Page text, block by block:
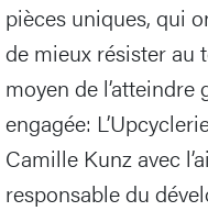
pièces uniques, qui
de mieux résister au
moyen de
engagée:
Camille Kunz avec
responsable du